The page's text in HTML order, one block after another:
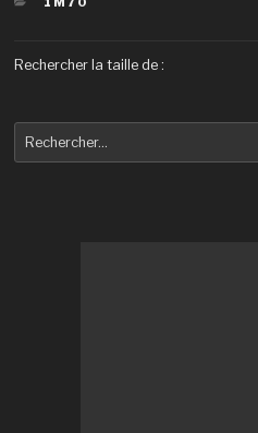
Rechercher la taille de :
pour